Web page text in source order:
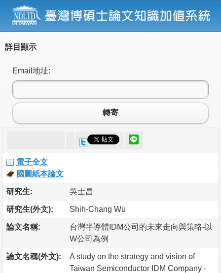
詳目顯示
Email地址:
轉寄
電子全文
國圖紙本論文
研究生: 吳士昌
研究生(外文): Shih-Chang Wu
論文名稱:
台灣半導體IDM公司的未來走向與策略-以
W公司為例
論文名稱(外文):
A study on the strategy and vision of
Taiwan Semiconductor IDM Company -